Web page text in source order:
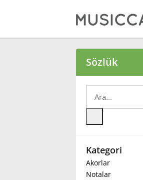
Български
Deutsch
Sözlük
Kategori
Akorlar
Notalar